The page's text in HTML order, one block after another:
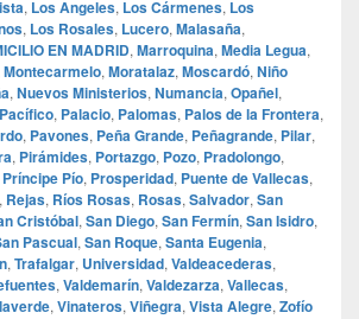
, Los Angeles, Los Cármenes, Los
, Los Rosales, Lucero, Malasaña,
EN MADRID, Marroquina, Media Legua,
Montecarmelo, Moratalaz, Moscardó, Niño
, Nuevos Ministerios, Numancia, Opañel,
Pacífico, Palacio, Palomas, Palos de la Frontera,
, Pavones, Peña Grande, Peñagrande, Pilar,
, Pirámides, Portazgo, Pozo, Pradolongo,
Príncipe Pío, Prosperidad, Puente de Vallecas,
, Rejas, Ríos Rosas, Rosas, Salvador, San
Cristóbal, San Diego, San Fermín, San Isidro,
Pascual, San Roque, Santa Eugenia,
, Trafalgar, Universidad, Valdeacederas,
, Valdemarín, Valdezarza, Vallecas,
, Vinateros, Viñegra, Vista Alegre, Zofío